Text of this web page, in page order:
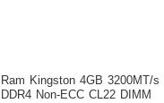
Ram Kingston 4GB 3200MT/s
DDR4 Non-ECC CL22 DIMM